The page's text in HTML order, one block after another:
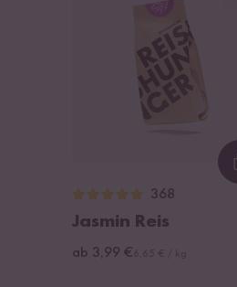
368
Jasmin Reis
ab 3,99 €